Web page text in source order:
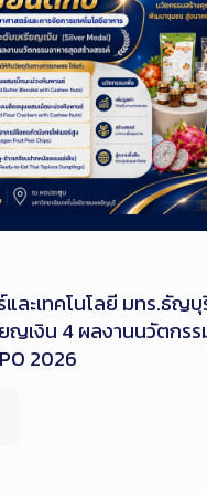
ละเทคโนโลยี มทร.ธัญ
ญเงิน 4 ผลงานนวัตกรร
2026